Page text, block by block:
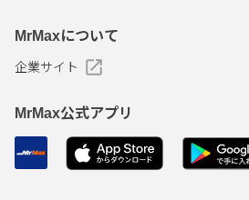
MrMaxについて
企業サイト
MrMax公式アプリ